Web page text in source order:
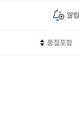
알
품절포함